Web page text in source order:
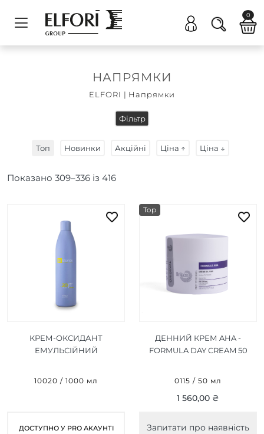
0
НАПРЯМКИ
ELFORI | Напрямки
Фільтр
Топ Новинки Акційні Ціна ↑ Ціна ↓
Показано 309–336 із 416
КРЕМ-ОКСИДАНТ
ЕМУЛЬСІЙНИЙ
1000 ML (6% - 20 VOL)
10020 / 1000 мл
ДОСТУПНО У PRO АКАУНТІ
Top
ДЕННИЙ КРЕМ AHA -
FORMULA DAY CREAM 50
0115 / 50 мл
1 560,00 ₴
Запитати про наявність